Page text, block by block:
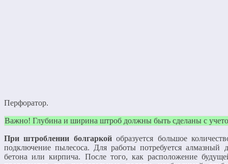
Перфоратор.
Важно! Глубина и ширина штроб должны быть сделаны с
При штроблении болгаркойобразуется большое
подключение пылесоса. Для работы потребуется алмазный
бетона или кирпича. После того, как расположение